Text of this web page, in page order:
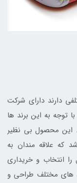
دارند دارای شرکت
توجه به این برند ها
این محصول بی نظیر
که علاقه مندان به
انتخاب و خریداری
های مختلف طراحی و